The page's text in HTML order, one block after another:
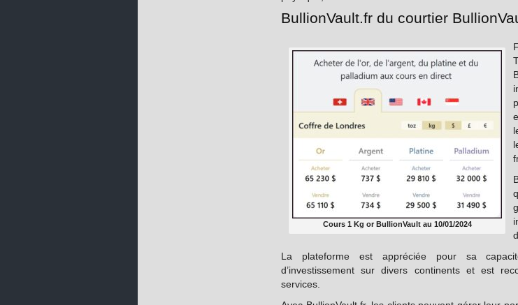
BullionVault.fr du courtier
Cours 1 Kg or BullionVault au 10/01/2024
La plateforme est appréciée pour sa
d’investissement sur divers continents et est
services.